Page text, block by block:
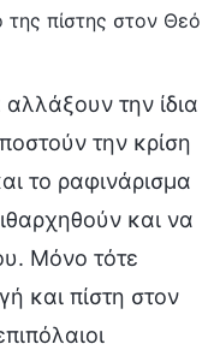
της πίστης στον Θεό
την ίδια
την κρίση
το ραφινάρισμα
και να
Μόνο τότε
και πίστη στον